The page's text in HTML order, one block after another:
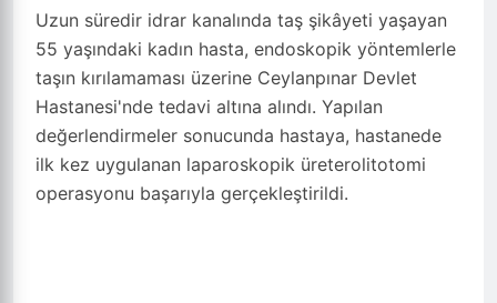
Uzun süredir idrar kanalında taş şikâyeti yaşayan
55 yaşındaki kadın hasta, endoskopik yöntemlerle
taşın kırılamaması üzerine Ceylanpınar Devlet
Hastanesi'nde tedavi altına alındı. Yapılan
değerlendirmeler sonucunda hastaya, hastanede
ilk kez uygulanan laparoskopik üreterolitotomi
operasyonu başarıyla gerçekleştirildi.